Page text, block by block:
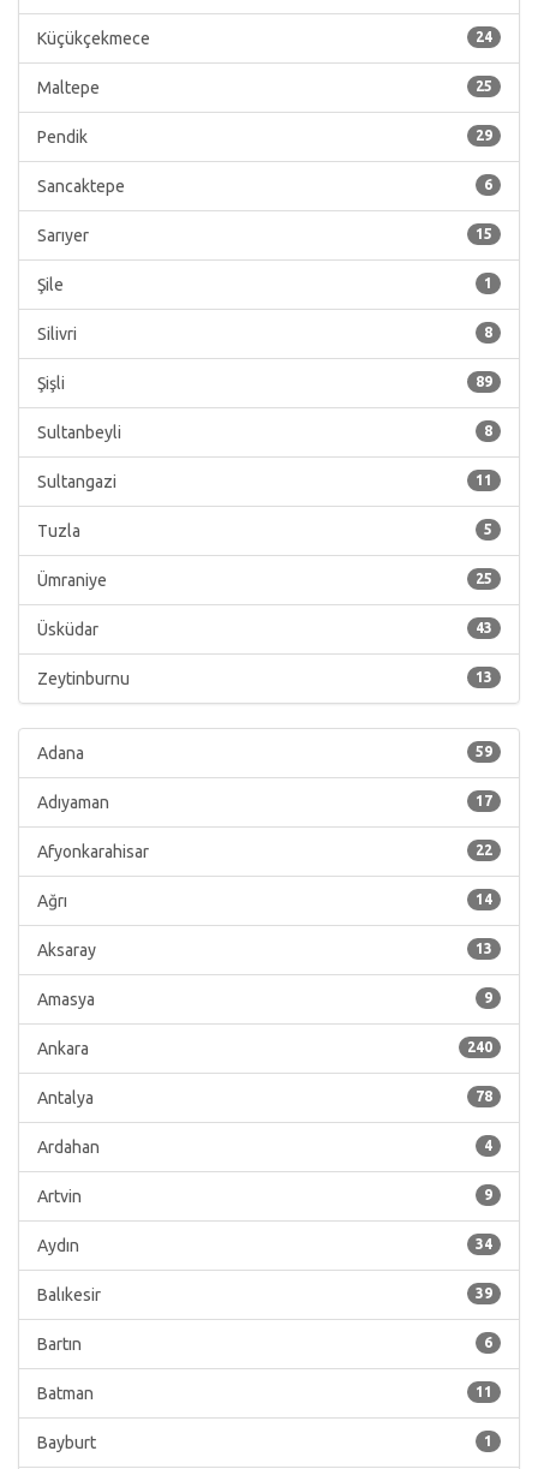
24
Küçükçekmece
25
Maltepe
29
Pendik
6
Sancaktepe
15
Sarıyer
1
Şile
8
Silivri
89
Şişli
8
Sultanbeyli
11
Sultangazi
5
Tuzla
25
Ümraniye
43
Üsküdar
13
Zeytinburnu
59
Adana
17
Adıyaman
22
Afyonkarahisar
14
Ağrı
13
Aksaray
9
Amasya
240
Ankara
78
Antalya
4
Ardahan
9
Artvin
34
Aydın
39
Balıkesir
6
Bartın
11
Batman
1
Bayburt